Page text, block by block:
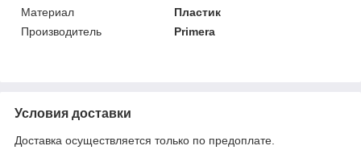
Материал
Пластик
Производитель
Primera
Условия доставки
Доставка осуществляется только по предоплате.